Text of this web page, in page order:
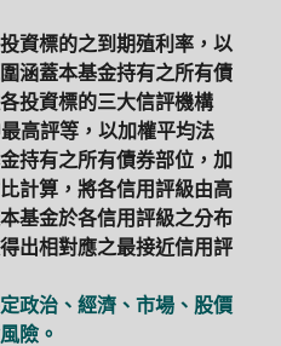
資標的之到期殖利率，以
涵蓋本基金持有之所有債
投資標的三大信評機構
高評等，以加權平均法
持有之所有債券部位，加
計算，將各信用評級由高
基金於各信用評級之分布
出相對應之最接近信用評
政治、經濟、市場、股價
險。